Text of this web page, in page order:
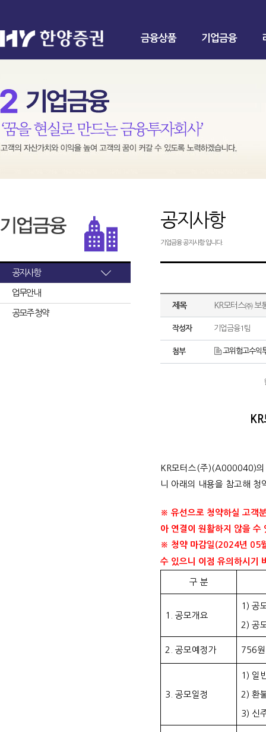
금융상품 기업금융
공지사항
업무안내
공모주 청약
공지사항
기업금융 공지사항 입니다.
제목 KR모터스㈜ 보
작성자 기업금융1팀
첨부 고위험고수익
KR모터스(주)(A000040)
니 아래의 내용을 참고해 청
※ 유선으로 청약하실 고객
아 연결이 원활하지 않을 수
※ 청약 마감일(2024년 05
수 있으니 이점 유의하시기
구 분
1. 공모개요
1) 공
2) 공
2. 공모예정가 756
3. 공모일정
1) 일
2) 환
3) 신